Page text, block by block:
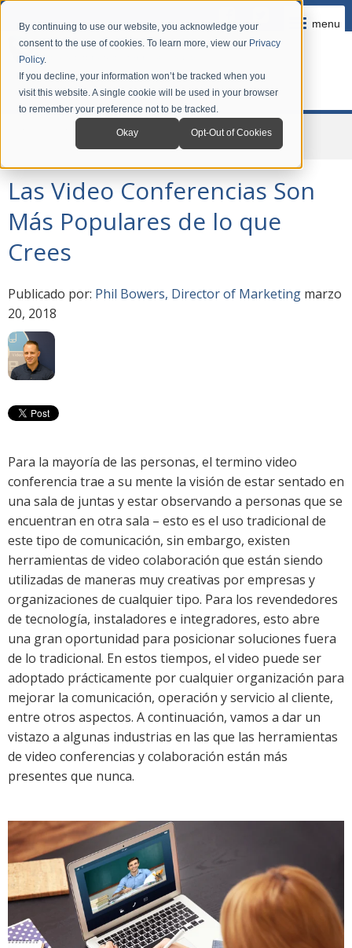
By continuing to use our website, you acknowledge your
consent to the use of cookies. To learn more, view our Privacy
Policy.
If you decline, your information won’t be tracked when you
visit this website. A single cookie will be used in your browser
to remember your preference not to be tracked.
Okay Opt-Out of Cookies
menu
News
Las Video Conferencias Son Más Populares de lo que Crees
Las Video Conferencias Son
Más Populares de lo que
Crees
Publicado por: Phil Bowers, Director of Marketing marzo
20, 2018
Para la mayoría de las personas, el termino video
conferencia trae a su mente la visión de estar sentado en
una sala de juntas y estar observando a personas que se
encuentran en otra sala – esto es el uso tradicional de
este tipo de comunicación, sin embargo, existen
herramientas de video colaboración que están siendo
utilizadas de maneras muy creativas por empresas y
organizaciones de cualquier tipo. Para los revendedores
de tecnología, instaladores e integradores, esto abre
una gran oportunidad para posicionar soluciones fuera
de lo tradicional. En estos tiempos, el video puede ser
adoptado prácticamente por cualquier organización para
mejorar la comunicación, operación y servicio al cliente,
entre otros aspectos. A continuación, vamos a dar un
vistazo a algunas industrias en las que las herramientas
de video conferencias y colaboración están más
presentes que nunca.